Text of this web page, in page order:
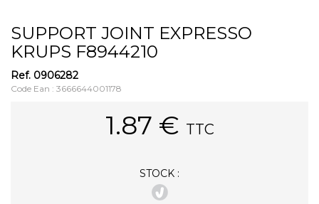
SUPPORT JOINT EXPRESSO
KRUPS F8944210
Ref. 0906282
Code Ean : 3666644001178
1.87 € TTC
STOCK :